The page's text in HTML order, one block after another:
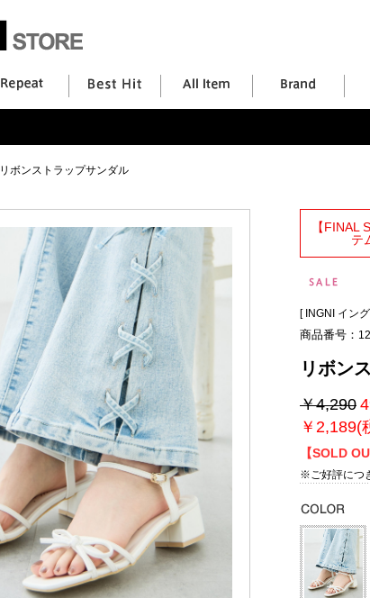
リボンストラップサンダル
【FINAL
テ
[ INGNI イング
商品番号：
リボン
￥4,290
￥2,189(
【SOLD
※ご好評につ